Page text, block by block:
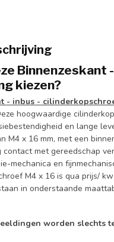
Binnenzeskant
kiezen?
- inbus -
hoogwaardige
en lange
M4 x 16 mm, met een
met gereedschap
mechanica en
M4 x 16 is qua prijs/
in onderstaande
worden slechts